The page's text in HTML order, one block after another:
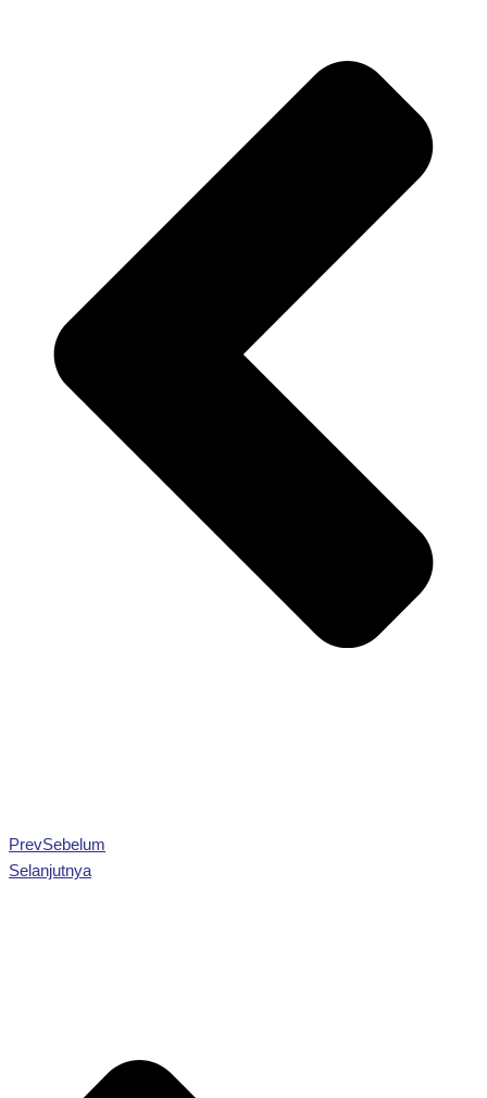
PrevSebelum
Selanjutnya